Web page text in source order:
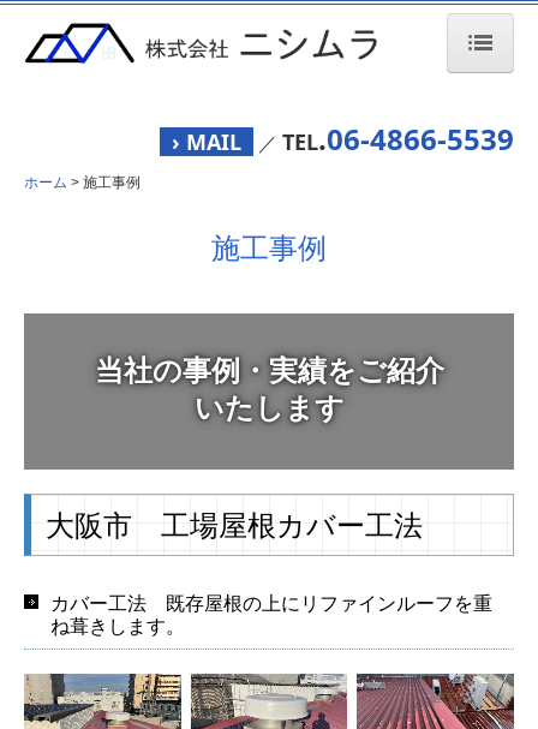
施工事例
お問合せ
› MAIL ／ TEL.06-4866-5539
ホーム 施工事例
施工事例
当社の事例・実績をご紹介
いたします
大阪市 工場屋根カバー工法
カバー工法 既存屋根の上にリファインルーフを重
ね葺きします。